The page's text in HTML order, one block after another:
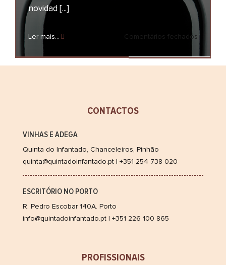
Quinta do Infantado
Porto Colheita 2010
NOTÍCIAS
novidad [...]
Ler mais... Comentários fechados em
do
CONTACTOS
VINHAS E ADEGA
Quinta do Infantado, Chanceleiros, Pinhão
quinta@quintadoinfantado.pt | +351 254 738 020
ESCRITÓRIO NO PORTO
R. Pedro Escobar 140A. Porto
info@quintadoinfantado.pt | +351 226 100 865
PROFISSIONAIS